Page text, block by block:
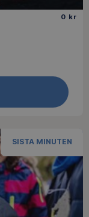
0 kr
SISTA MINUTEN